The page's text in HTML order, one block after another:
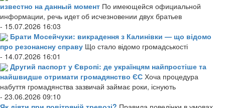
известно на данный момент По имеющейся официальной
информации, речь идет об исчезновении двух братьев
- 15.07.2026 16:03
Брати Мосейчуки: викрадення з Калинівки — що відомо
про резонансну справу Що стало відомо громадськості
- 14.07.2026 16:01
Другий паспорт у Європі: де українцям найпростіше та
найшвидше отримати громадянство ЄС Хоча процедура
набуття громадянства зазвичай займає роки, існують
- 23.06.2026 09:10